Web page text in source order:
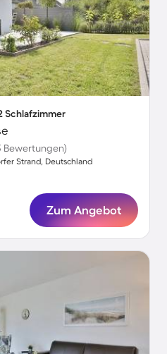
Schlafzimmer
Bewertungen)
Strand, Deutschland
Zum Angebot